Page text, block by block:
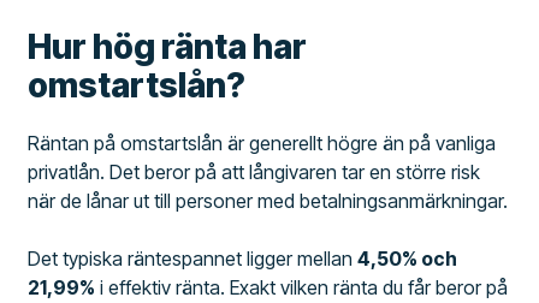
Hur hög ränta har
omstartslån?
Räntan på omstartslån är generellt högre än på vanliga
privatlån. Det beror på att långivaren tar en större risk
när de lånar ut till personer med betalningsanmärkningar.
Det typiska räntespannet ligger mellan4,50% och
21,99% i effektiv ränta. Exakt vilken ränta du får beror på